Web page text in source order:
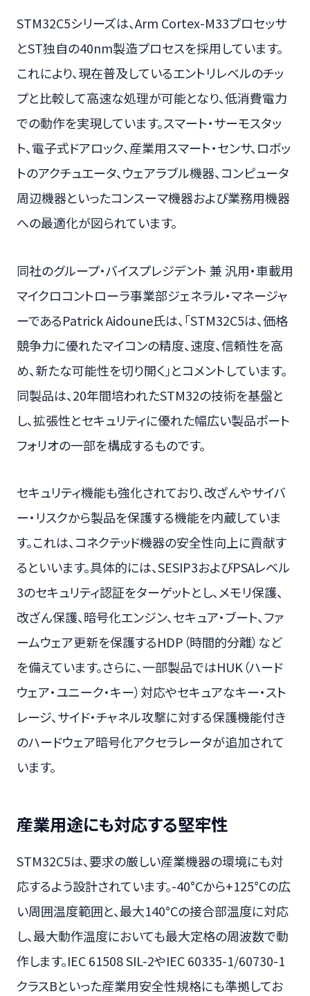
STM32C5シリーズは、Arm Cortex-M33プロセッサ
とST独自の40nm製造プロセスを採用しています。
これにより、現在普及しているエントリレベルのチッ
プと比較して高速な処理が可能となり、低消費電力
での動作を実現しています。スマート・サーモスタッ
ト、電子式ドアロック、産業用スマート・センサ、ロボッ
トのアクチュエータ、ウェアラブル機器、コンピュータ
周辺機器といったコンスーマ機器および業務用機器
への最適化が図られています。
同社のグループ・バイスプレジデント 兼 汎用・車載用
マイクロコントローラ事業部ジェネラル・マネージャ
ーであるPatrick Aidoune氏は、「STM32C5は、価格
競争力に優れたマイコンの精度、速度、信頼性を高
め、新たな可能性を切り開く」とコメントしています。
同製品は、20年間培われたSTM32の技術を基盤と
し、拡張性とセキュリティに優れた幅広い製品ポート
フォリオの一部を構成するものです。
セキュリティ機能も強化されており、改ざんやサイバ
ー・リスクから製品を保護する機能を内蔵していま
す。これは、コネクテッド機器の安全性向上に貢献す
るといいます。具体的には、SESIP3およびPSAレベル
3のセキュリティ認証をターゲットとし、メモリ保護、
改ざん保護、暗号化エンジン、セキュア・ブート、ファ
ームウェア更新を保護するHDP（時間的分離）など
を備えています。さらに、一部製品ではHUK（ハード
ウェア・ユニーク・キー）対応やセキュアなキー・スト
レージ、サイド・チャネル攻撃に対する保護機能付き
のハードウェア暗号化アクセラレータが追加されて
います。
産業用途にも対応する堅牢性
STM32C5は、要求の厳しい産業機器の環境にも対
応するよう設計されています。-40°Cから+125°Cの広
い周囲温度範囲と、最大140°Cの接合部温度に対応
し、最大動作温度においても最大定格の周波数で動
作します。IEC 61508 SIL-2やIEC 60335-1/60730-1
クラスBといった産業用安全性規格にも準拠してお